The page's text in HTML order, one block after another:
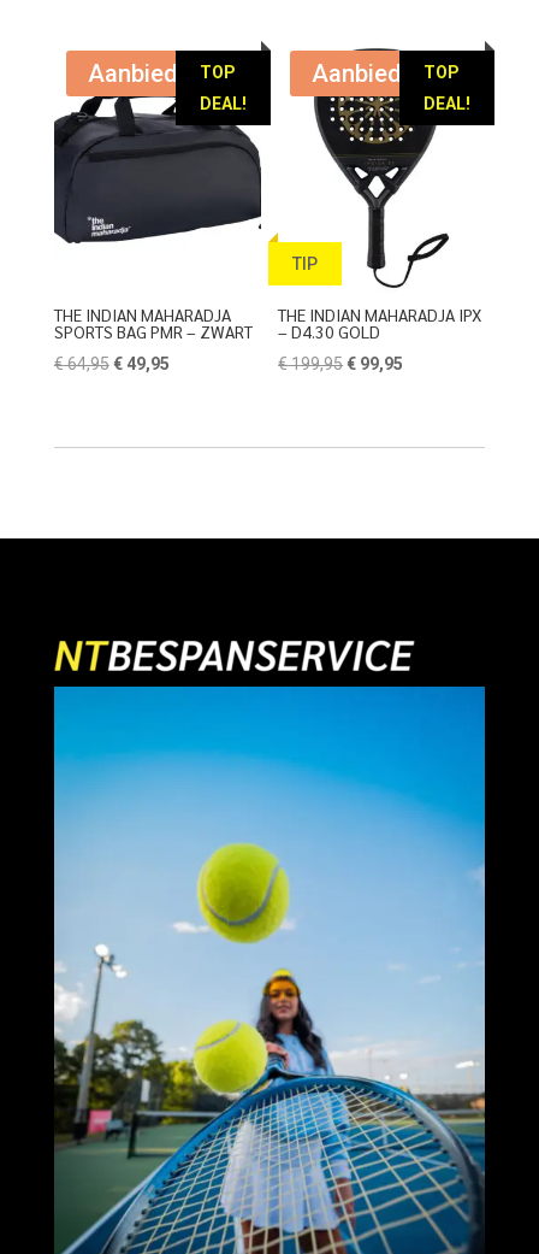
€ 64,95.€ 49,95.
TOP
DEAL!
Aanbieding!
THE INDIAN MAHARADJA
SPORTS BAG PMR – ZWART
€64,95 Oorspronkelijke
€49,95Huidige
TOP
DEAL!
TIP
Aanbieding!
THE INDIAN MAHARADJA IPX
– D4.30 GOLD
€199,95Oorspronkelijke
€ 99,95